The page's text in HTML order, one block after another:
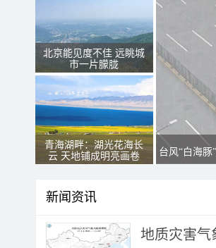
北京能见度不佳 远眺城
市一片朦胧
青海湖畔：湖光花海长
云 天地铺成明亮画卷
台风“白海
新闻资讯
地质灾害气